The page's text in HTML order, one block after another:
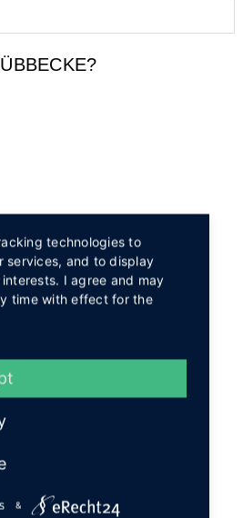
technologies to
services, and to display
I agree and may
time with effect for the
&